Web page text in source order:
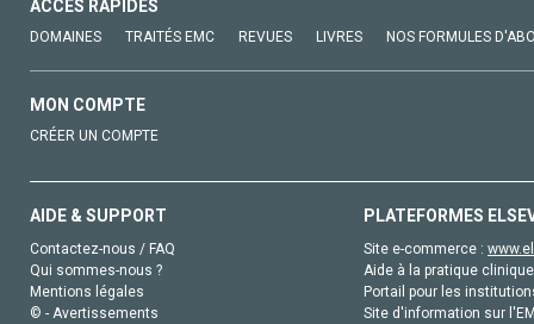
ACCÈS RAPIDES
DOMAINES TRAITÉS EMC REVUES LIVRES NOS FORMULES
MON COMPTE
CRÉER UN COMPTE
AIDE & SUPPORT
Contactez-nous / FAQ
Qui sommes-nous ?
Mentions légales
© - Avertissements
PLATEFORMES
Site e-commerce :
Aide à la pratique
Portail pour les
Site d'information sur